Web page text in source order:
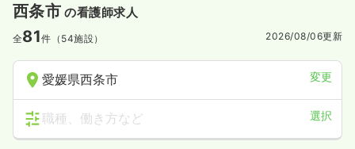
西条市 の看護師求人
全81件（54施設） 2026/08/06更新
愛媛県西条市 変更
職種、働き方など 選択